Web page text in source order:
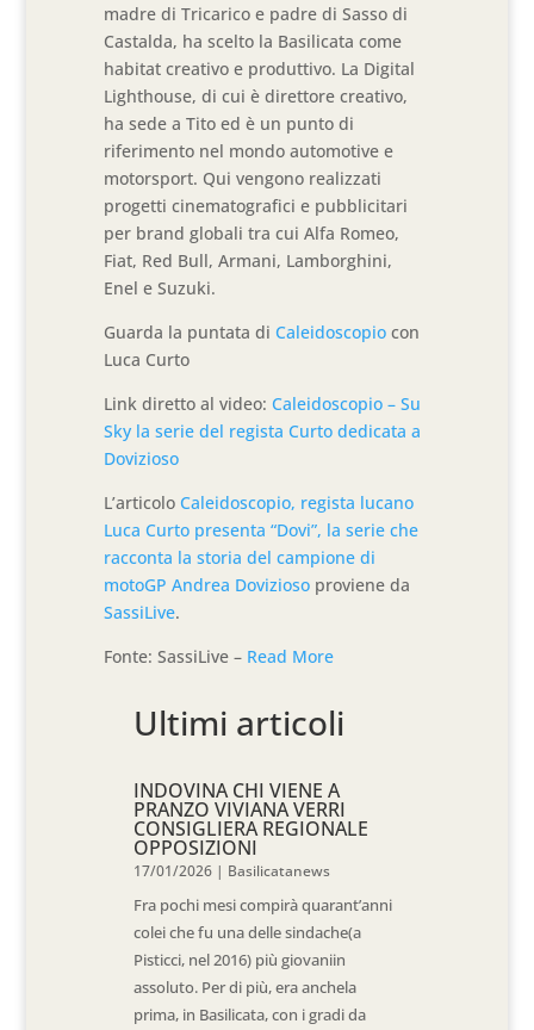
madre di Tricarico e padre di Sasso di
Castalda, ha scelto la Basilicata come
habitat creativo e produttivo. La Digital
Lighthouse, di cui è direttore creativo,
ha sede a Tito ed è un punto di
riferimento nel mondo automotive e
motorsport. Qui vengono realizzati
progetti cinematografici e pubblicitari
per brand globali tra cui Alfa Romeo,
Fiat, Red Bull, Armani, Lamborghini,
Enel e Suzuki.
Guarda la puntata diCaleidoscopio con
Luca Curto
Link diretto al video:Caleidoscopio – Su
Sky la serie del regista Curto dedicata a
Dovizioso
L’articoloCaleidoscopio, regista lucano
Luca Curto presenta “Dovi”, la serie che
racconta la storia del campione di
motoGP Andrea Dovizioso proviene da
SassiLive.
Fonte: SassiLive – Read More
Ultimi articoli
INDOVINA CHI VIENE A
PRANZO VIVIANA VERRI
CONSIGLIERA REGIONALE
OPPOSIZIONI
17/01/2026 | Basilicatanews
Fra pochi mesi compirà quarant’anni
colei che fu una delle sindache(a
Pisticci, nel 2016) più giovaniin
assoluto. Per di più, era anchela
prima, in Basilicata, con i gradi da